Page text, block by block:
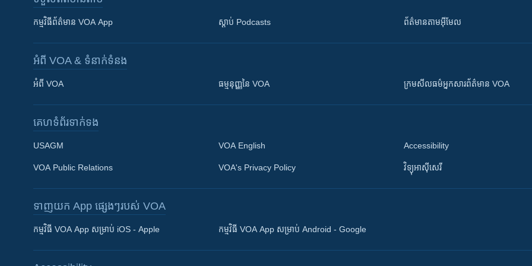
Khmer English
កម្មវិធី​ព័ត៌មាន VOA App ស្តាប់ Podcasts ព័ត៌មាន​តាម​អ៊ីមែល
អំពី​ VOA & ទំនាក់ទំនង
អំពី​ VOA ធម្មនុញ្ញ​នៃ VOA ក្រម​​​សីលធម៌​​​អ្នក​​​សារព័ត៌មាន VOA
គេហទំព័រ​​ទាក់ទង
USAGM
VOA Public Relations
VOA English
VOA's Privacy Policy
Accessibility
វិទ្យុ​អាស៊ី​សេរី
ទាញយក​ App ផ្សេងៗ​របស់​ VOA
កម្មវិធី​ VOA App សម្រាប់ iOS - Apple កម្មវិធី​ VOA App សម្រាប់ Android - Google